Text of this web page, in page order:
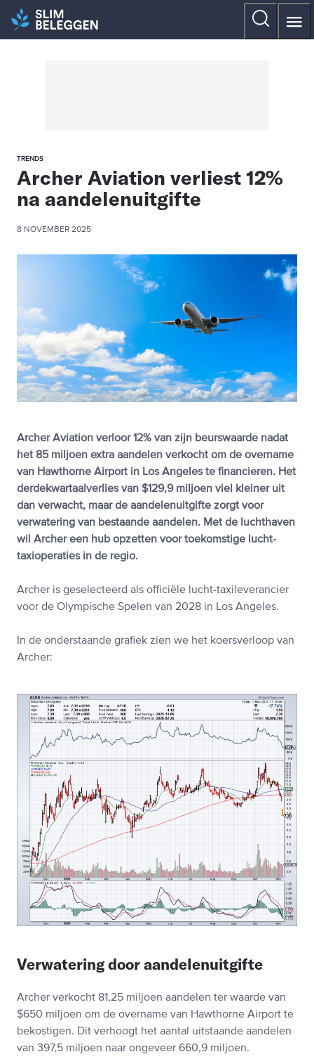
TRENDS
Archer Aviation verliest 12%
na aandelenuitgifte
8 NOVEMBER 2025
Archer Aviation verloor 12% van zijn beurswaarde nadat
het 85 miljoen extra aandelen verkocht om de overname
van Hawthorne Airport in Los Angeles te financieren. Het
derdekwartaalverlies van $129,9 miljoen viel kleiner uit
dan verwacht, maar de aandelenuitgifte zorgt voor
verwatering van bestaande aandelen. Met de luchthaven
wil Archer een hub opzetten voor toekomstige lucht-
taxioperaties in de regio.
Archer is geselecteerd als officiële lucht-taxileverancier
voor de Olympische Spelen van 2028 in Los Angeles.
In de onderstaande grafiek zien we het koersverloop van
Archer:
Verwatering door aandelenuitgifte
Archer verkocht 81,25 miljoen aandelen ter waarde van
$650 miljoen om de overname van Hawthorne Airport te
bekostigen. Dit verhoogt het aantal uitstaande aandelen
van 397,5 miljoen naar ongeveer 660,9 miljoen.